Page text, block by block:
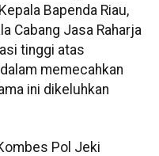
Bapenda Riau,
Cabang Jasa Raharja
tinggi atas
memecahkan
ini dikeluhkan
Pol Jeki